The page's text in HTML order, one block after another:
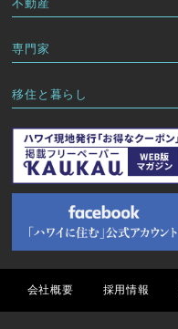
不動産
専門家
移住と暮らし
会社概要 採用情報